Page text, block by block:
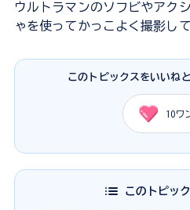
ウルトラマンのソフビやアク
ゃを使ってかっこよく撮影し
このトピックスをいいね
10ワ
このトピッ